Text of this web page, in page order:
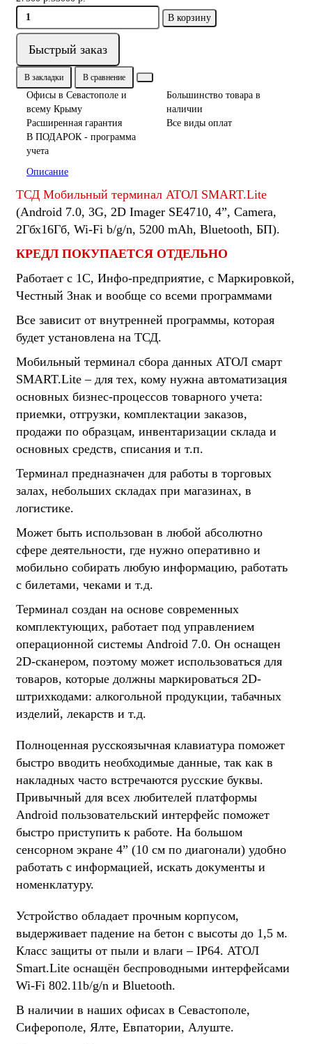
В корзину
Быстрый заказ
В закладки В сравнение
Офисы в Севастополе и
всему Крыму
Большинство товара в
наличии
Расширенная гарантия
Все виды оплат
В ПОДАРОК - программа
учета
Описание
ТСД Мобильный терминал АТОЛ SMART.Lite
(Android 7.0, 3G, 2D Imager SE4710, 4”, Camera,
2Гбх16Гб, Wi-Fi b/g/n, 5200 mAh, Bluetooth, БП).
КРЕДЛ ПОКУПАЕТСЯ ОТДЕЛЬНО
Работает с 1С, Инфо-предприятие, с Маркировкой,
Честный Знак и вообще со всеми программами
Все зависит от внутренней программы, которая
будет установлена на ТСД.
Мобильный терминал сбора данных АТОЛ смарт
SMART.Lite – для тех, кому нужна автоматизация
основных бизнес-процессов товарного учета:
приемки, отгрузки, комплектации заказов,
продажи по образцам, инвентаризации склада и
основных средств, списания и т.п.
Терминал предназначен для работы в торговых
залах, небольших складах при магазинах, в
логистике.
Может быть использован в любой абсолютно
сфере деятельности, где нужно оперативно и
мобильно собирать любую информацию, работать
с билетами, чеками и т.д.
Терминал создан на основе современных
комплектующих, работает под управлением
операционной системы Android 7.0. Он оснащен
2D-сканером, поэтому может использоваться для
товаров, которые должны маркироваться 2D-
штрихкодами: алкогольной продукции, табачных
изделий, лекарств и т.д.
Полноценная русскоязычная клавиатура поможет
быстро вводить необходимые данные, так как в
накладных часто встречаются русские буквы.
Привычный для всех любителей платформы
Android пользовательский интерфейс поможет
быстро приступить к работе. На большом
сенсорном экране 4” (10 см по диагонали) удобно
работать с информацией, искать документы и
номенклатуру.
Устройство обладает прочным корпусом,
выдерживает падение на бетон с высоты до 1,5 м.
Класс защиты от пыли и влаги – IP64. АТОЛ
Smart.Lite оснащён беспроводными интерфейсами
Wi-Fi 802.11b/g/n и Bluetooth.
В наличии в наших офисах в Севастополе,
Сиферополе, Ялте, Евпатории, Алуште.